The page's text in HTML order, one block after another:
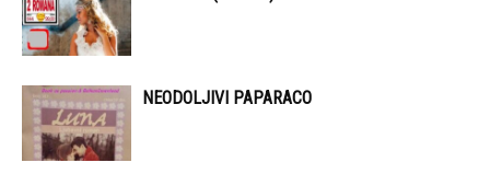
NEODOLJIVI PAPARACO